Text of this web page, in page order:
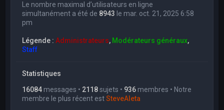
Le nombre maximal d’utilisateurs en ligne
simultanément a été de 8943 le mar. oct. 21, 2025 6:58
pm
Légende :Administrateurs, Modérateurs généraux,
Staff
Statistiques
16084 messages • 2118sujets • 936 membres • Notre
membre le plus récent estSteveAleta